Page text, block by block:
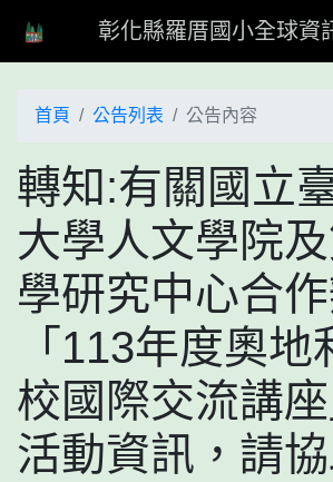
彰化縣羅厝國小全球資
首頁 公告列表 公告內容
轉知:有關國立
大學人文學院
學研究中心合
「113年度奧地
校國際交流講
活動資訊，請